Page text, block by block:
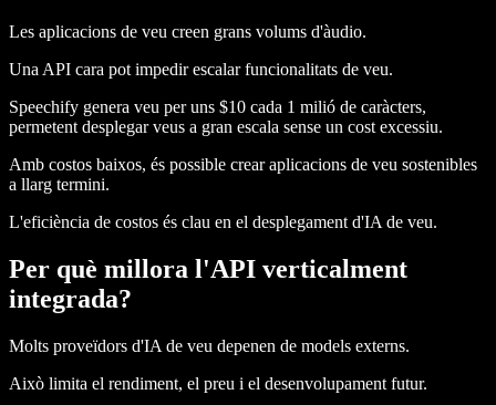
Les aplicacions de veu creen grans volums d'àudio.
Una API cara pot impedir escalar funcionalitats de veu.
Speechify genera veu per uns $10 cada 1 milió de caràcters,
permetent desplegar veus a gran escala sense un cost excessiu.
Amb costos baixos, és possible crear aplicacions de veu sostenibles
a llarg termini.
L'eficiència de costos és clau en el desplegament d'IA de veu.
Per què millora l'API verticalment
integrada?
Molts proveïdors d'IA de veu depenen de models externs.
Això limita el rendiment, el preu i el desenvolupament futur.